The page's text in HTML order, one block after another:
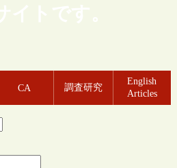
イトです。
CA 調査研究
English
Articles